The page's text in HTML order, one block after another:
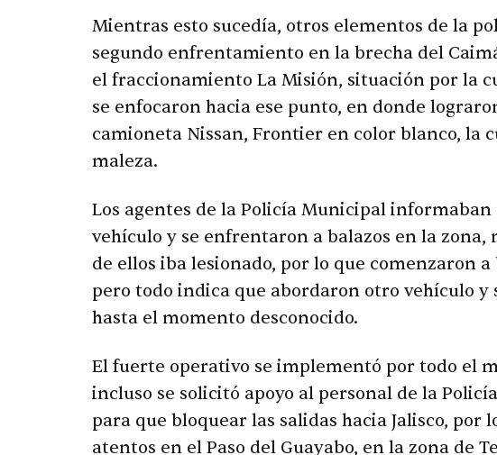
Mientras esto sucedía, otros elementos de la
segundo enfrentamiento en la brecha del
el fraccionamiento La Misión, situación por la
se enfocaron hacia ese punto, en donde
camioneta Nissan, Frontier en color blanco, la
maleza.
Los agentes de la Policía Municipal informaban
vehículo y se enfrentaron a balazos en la
de ellos iba lesionado, por lo que comenzaron
pero todo indica que abordaron otro vehículo y
hasta el momento desconocido.
El fuerte operativo se implementó por todo el
incluso se solicitó apoyo al personal de la
para que bloquear las salidas hacia Jalisco, por
atentos en el Paso del Guayabo, en la zona de